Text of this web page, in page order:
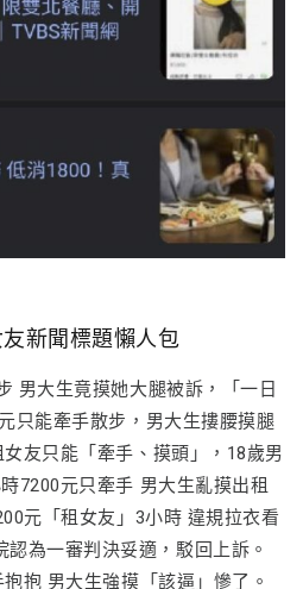
新聞標題懶人包
男大生竟摸她大腿被訴，「一日
只能牽手散步，男大生摟腰摸腿
友只能「牽手、摸頭」，18歲男
7200元只牽手 男大生亂摸出租
元「租女友」3小時 違規拉衣看
為一審判決妥適，駁回上訴。
抱 男大生強摸「該逼」慘了。